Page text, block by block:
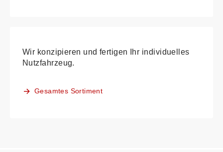
Wir konzipieren und fertigen Ihr individuelles
Nutzfahrzeug.
Gesamtes Sortiment